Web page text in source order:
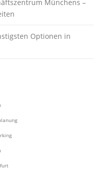
Münchens –
Optionen in